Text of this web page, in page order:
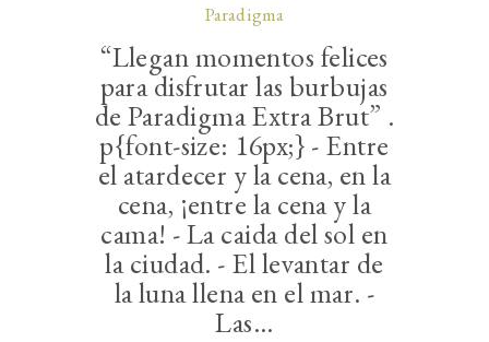
Paradigma
“Llegan momentos felices
para disfrutar las burbujas
de Paradigma Extra Brut” .
p{font-size: 16px;} - Entre
el atardecer y la cena, en la
cena, ¡entre la cena y la
cama! - La caida del sol en
la ciudad. - El levantar de
la luna llena en el mar. -
Las